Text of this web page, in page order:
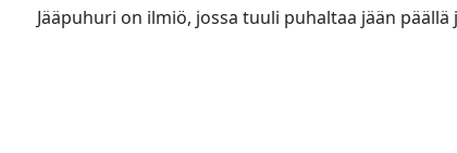
Jääpuhuri on ilmiö, jossa tuuli puhaltaa jään